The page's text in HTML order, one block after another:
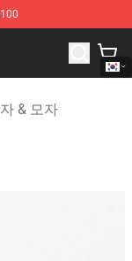
Merchandise
& 모자